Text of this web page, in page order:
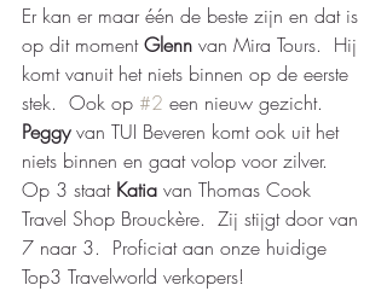
Er kan er maar één de beste zijn en dat is
op dit moment Glenn van Mira Tours.  Hij
komt vanuit het niets binnen op de eerste
stek.  Ook op #2 een nieuw gezicht.
Peggy van TUI Beveren komt ook uit het
niets binnen en gaat volop voor zilver.
Op 3 staat Katia van Thomas Cook
Travel Shop Brouckère.  Zij stijgt door van
7 naar 3.  Proficiat aan onze huidige
Top3 Travelworld verkopers!